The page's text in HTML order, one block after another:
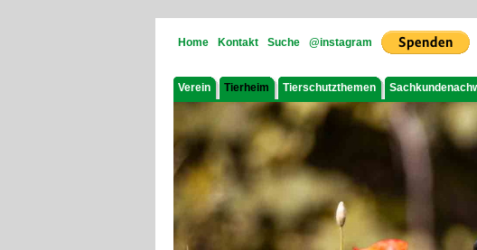
Home Kontakt Suche @instagram
Verein Tierheim Tierschutzthemen